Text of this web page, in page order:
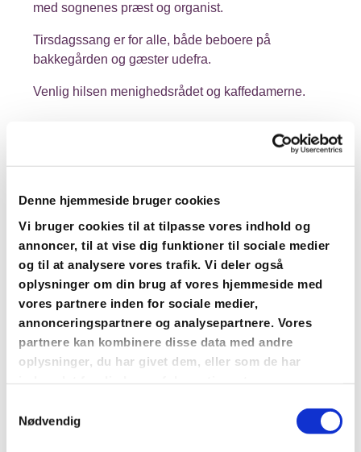
Denne hjemmeside bruger cookies
Vi bruger cookies til at tilpasse vores indhold og
annoncer, til at vise dig funktioner til sociale medier
og til at analysere vores trafik. Vi deler også
oplysninger om din brug af vores hjemmeside med
vores partnere inden for sociale medier,
annonceringspartnere og analysepartnere. Vores
partnere kan kombinere disse data med andre
oplysninger, du har givet dem, eller som de har
Nødvendig
med sognenes præst og organist.
Tirsdagssang er for alle, både beboere på
bakkegården og gæster udefra.
Venlig hilsen menighedsrådet og kaffedamerne.